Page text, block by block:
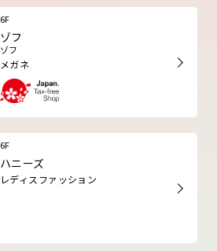
6F
ゾフ
ゾフ
メガネ
6F
ハニーズ
レディスファッション